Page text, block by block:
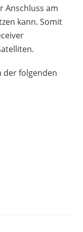
Anschluss am
kann. Somit
der folgenden